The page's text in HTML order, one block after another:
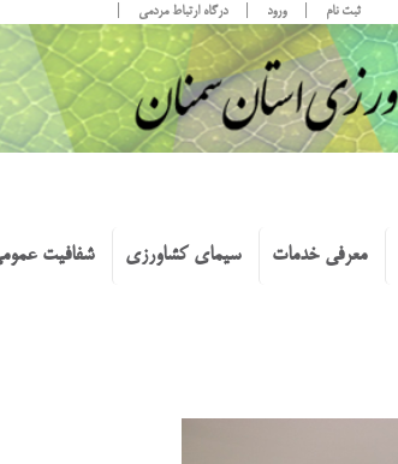
ثبت نام ورود درگاه ارتباط مردمی
معرفی خدمات سیمای کشاورزی شفافیت